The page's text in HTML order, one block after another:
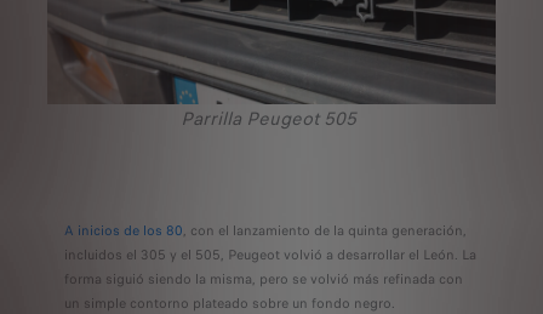
Parrilla Peugeot 505
A inicios de los 80, con el lanzamiento de la quinta generación,
incluidos el 305 y el 505, Peugeot volvió a desarrollar el León. La
forma siguió siendo la misma, pero se volvió más refinada con
un simple contorno plateado sobre un fondo negro.